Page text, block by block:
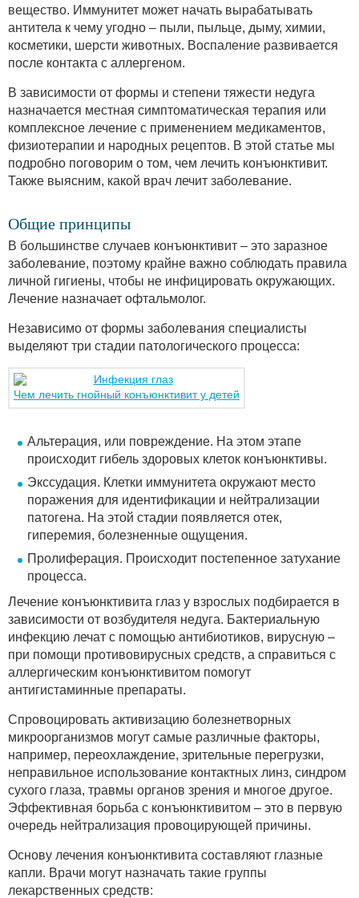
вещество. Иммунитет может начать вырабатывать
антитела к чему угодно – пыли, пыльце, дыму, химии,
косметики, шерсти животных. Воспаление развивается
после контакта с аллергеном.
В зависимости от формы и степени тяжести недуга
назначается местная симптоматическая терапия или
комплексное лечение с применением медикаментов,
физиотерапии и народных рецептов. В этой статье мы
подробно поговорим о том, чем лечить конъюнктивит.
Также выясним, какой врач лечит заболевание.
Общие принципы
В большинстве случаев конъюнктивит – это заразное
заболевание, поэтому крайне важно соблюдать правила
личной гигиены, чтобы не инфицировать окружающих.
Лечение назначает офтальмолог.
Независимо от формы заболевания специалисты
выделяют три стадии патологического процесса:
Чем лечить гнойный конъюнктивит у детей
Альтерация, или повреждение. На этом этапе
происходит гибель здоровых клеток конъюнктивы.
Экссудация. Клетки иммунитета окружают место
поражения для идентификации и нейтрализации
патогена. На этой стадии появляется отек,
гиперемия, болезненные ощущения.
Пролиферация. Происходит постепенное затухание
процесса.
Лечение конъюнктивита глаз у взрослых подбирается в
зависимости от возбудителя недуга. Бактериальную
инфекцию лечат с помощью антибиотиков, вирусную –
при помощи противовирусных средств, а справиться с
аллергическим конъюнктивитом помогут
антигистаминные препараты.
Спровоцировать активизацию болезнетворных
микроорганизмов могут самые различные факторы,
например, переохлаждение, зрительные перегрузки,
неправильное использование контактных линз, синдром
сухого глаза, травмы органов зрения и многое другое.
Эффективная борьба с конъюнктивитом – это в первую
очередь нейтрализация провоцирующей причины.
Основу лечения конъюнктивита составляют глазные
капли. Врачи могут назначать такие группы
лекарственных средств: